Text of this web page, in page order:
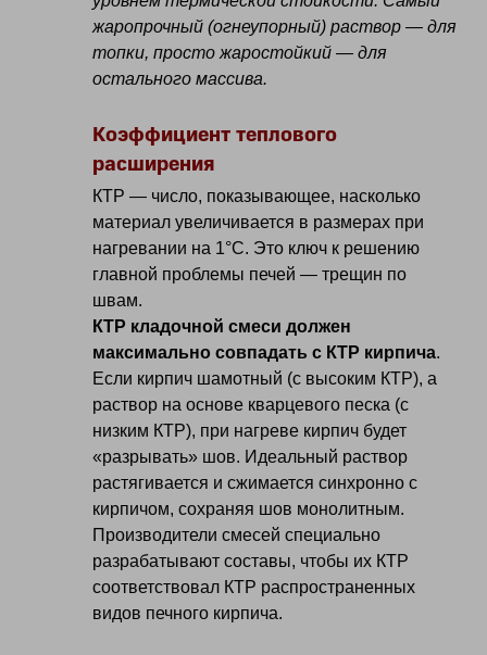
жаропрочный (огнеупорный) раствор — для
топки, просто жаростойкий — для
остального массива.
Коэффициент теплового
расширения
КТР — число, показывающее, насколько
материал увеличивается в размерах при
нагревании на 1°C. Это ключ к решению
главной проблемы печей — трещин по
швам.
КТР кладочной смеси должен
максимально совпадать с КТР кирпича.
Если кирпич шамотный (с высоким КТР), а
раствор на основе кварцевого песка (с
низким КТР), при нагреве кирпич будет
«разрывать» шов. Идеальный раствор
растягивается и сжимается синхронно с
кирпичом, сохраняя шов монолитным.
Производители смесей специально
разрабатывают составы, чтобы их КТР
соответствовал КТР распространенных
видов печного кирпича.